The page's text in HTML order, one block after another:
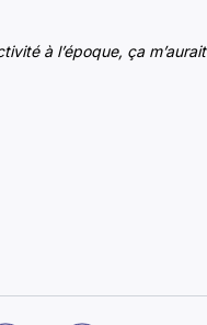
à l’époque, ça